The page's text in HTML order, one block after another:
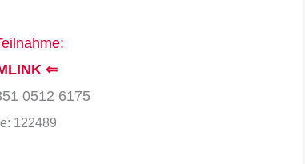
⇐
0512 6175
122489